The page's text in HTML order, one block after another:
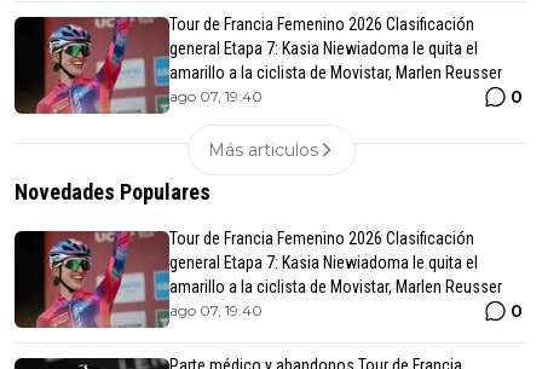
Tour de Francia Femenino 2026 Clasificación
general Etapa 7: Kasia Niewiadoma le quita el
amarillo a la ciclista de Movistar, Marlen Reusser
ago 07, 19:40 0
Más articulos
Novedades Populares
Tour de Francia Femenino 2026 Clasificación
general Etapa 7: Kasia Niewiadoma le quita el
amarillo a la ciclista de Movistar, Marlen Reusser
ago 07, 19:40 0
Parte médico y abandonos Tour de Francia